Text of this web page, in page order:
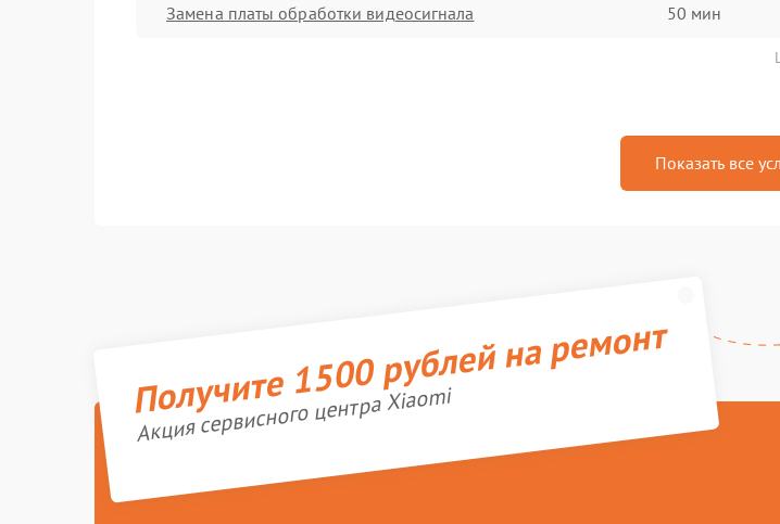
Замена платы обработки видеосигнала 50 мин
Показать все
Получите 1500 рублей на ремонт
Акция сервисного центра Xiaomi